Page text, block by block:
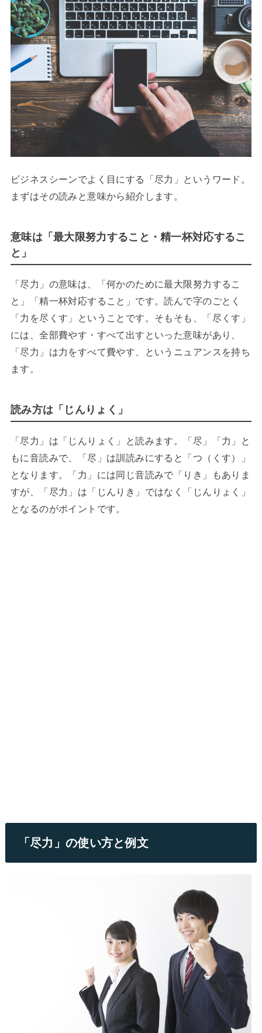
ビジネスシーンでよく目にする「尽力」というワード。
まずはその読みと意味から紹介します。
意味は「最大限努力すること・精一杯対応するこ
と」
「尽力」の意味は、「何かのために最大限努力するこ
と」「精一杯対応すること」です。読んで字のごとく
「力を尽くす」ということです。そもそも、「尽くす」
には、全部費やす・すべて出すといった意味があり、
「尽力」は力をすべて費やす、というニュアンスを持ち
ます。
読み方は「じんりょく」
「尽力」は「じんりょく」と読みます。「尽」「力」と
もに音読みで、「尽」は訓読みにすると「つ（くす）」
となります。「力」には同じ音読みで「りき」もありま
すが、「尽力」は「じんりき」ではなく「じんりょく」
となるのがポイントです。
「尽力」の使い方と例文